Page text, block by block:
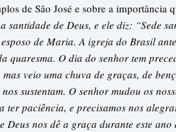
de São José e sobre a importância
santidade de Deus, e ele diz: “Sede
de Maria. A igreja do Brasil
quaresma. O dia do senhor tem
veio uma chuva de graças, de
sustentam. O senhor mudou os
ter paciência, e precisamos nos
nos dê a graça durante este ano